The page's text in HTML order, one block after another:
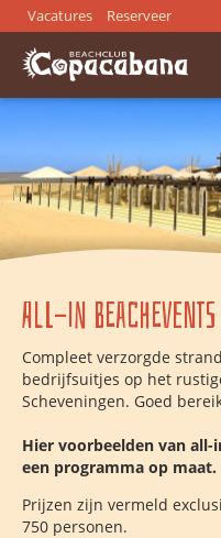
Vacatures Reserveer
HOME
RESTAURANT
Tafel reserveren
⭑Menukaart
EVENTS
⭑ Beach BBQ
⭑Diner groepen
⭑Vergaderen
⭑Trouwen
⭑Entertainment
IMPRESSIE
CONTACT
All-In Beachevents
Compleet verzorgde
bedrijfsuitjes op het
Scheveningen. Goed
Hier voorbeelden van all-
een programma op maat.
Prijzen zijn vermeld
750 personen.